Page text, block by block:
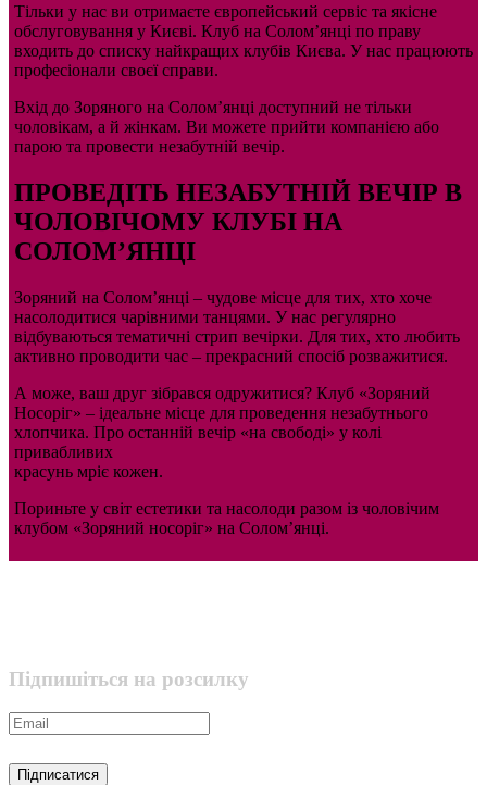
Тільки у нас ви отримаєте європейський сервіс та якісне
обслуговування у Києві. Клуб на Солом’янці по праву
входить до списку найкращих клубів Києва. У нас працюють
професіонали своєї справи.
Вхід до Зоряного на Солом’янці доступний не тільки
чоловікам, а й жінкам. Ви можете прийти компанією або
парою та провести незабутній вечір.
ПРОВЕДІТЬ НЕЗАБУТНІЙ ВЕЧІР В
ЧОЛОВІЧОМУ КЛУБІ НА
СОЛОМ’ЯНЦІ
Зоряний на Солом’янці – чудове місце для тих, хто хоче
насолодитися чарівними танцями. У нас регулярно
відбуваються тематичні стрип вечірки. Для тих, хто любить
активно проводити час – прекрасний спосіб розважитися.
А може, ваш друг зібрався одружитися? Клуб «Зоряний
Носоріг» – ідеальне місце для проведення незабутнього
хлопчика. Про останній вечір «на свободі» у колі
привабливих
красунь мріє кожен.
Пориньте у світ естетики та насолоди разом із чоловічим
клубом «Зоряний носоріг» на Солом’янці.
Підпишіться на розсилку